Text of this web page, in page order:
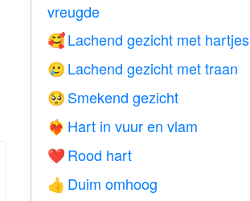
vreugde
🥰 Lachend gezicht met hartjes
🥲 Lachend gezicht met traan
🥺 Smekend gezicht
❤️‍🔥 Hart in vuur en vlam
❤️ Rood hart
👍 Duim omhoog